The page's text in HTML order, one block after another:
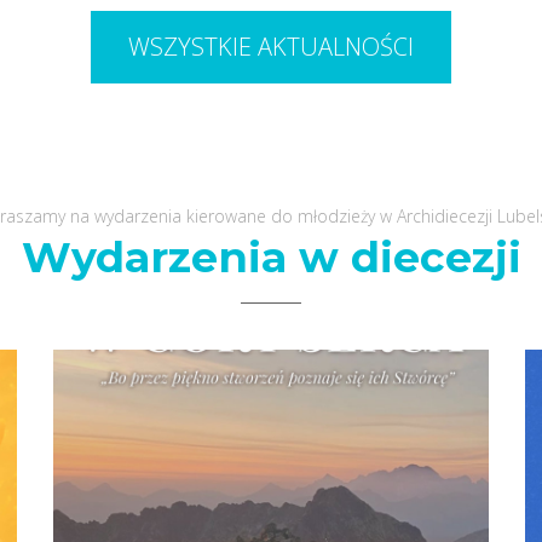
WSZYSTKIE AKTUALNOŚCI
na wydarzenia kierowane do młodzieży w Archidiecezji
Wydarzenia w diecezji